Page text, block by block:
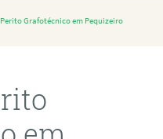
Grafotécnico em Pequizeiro